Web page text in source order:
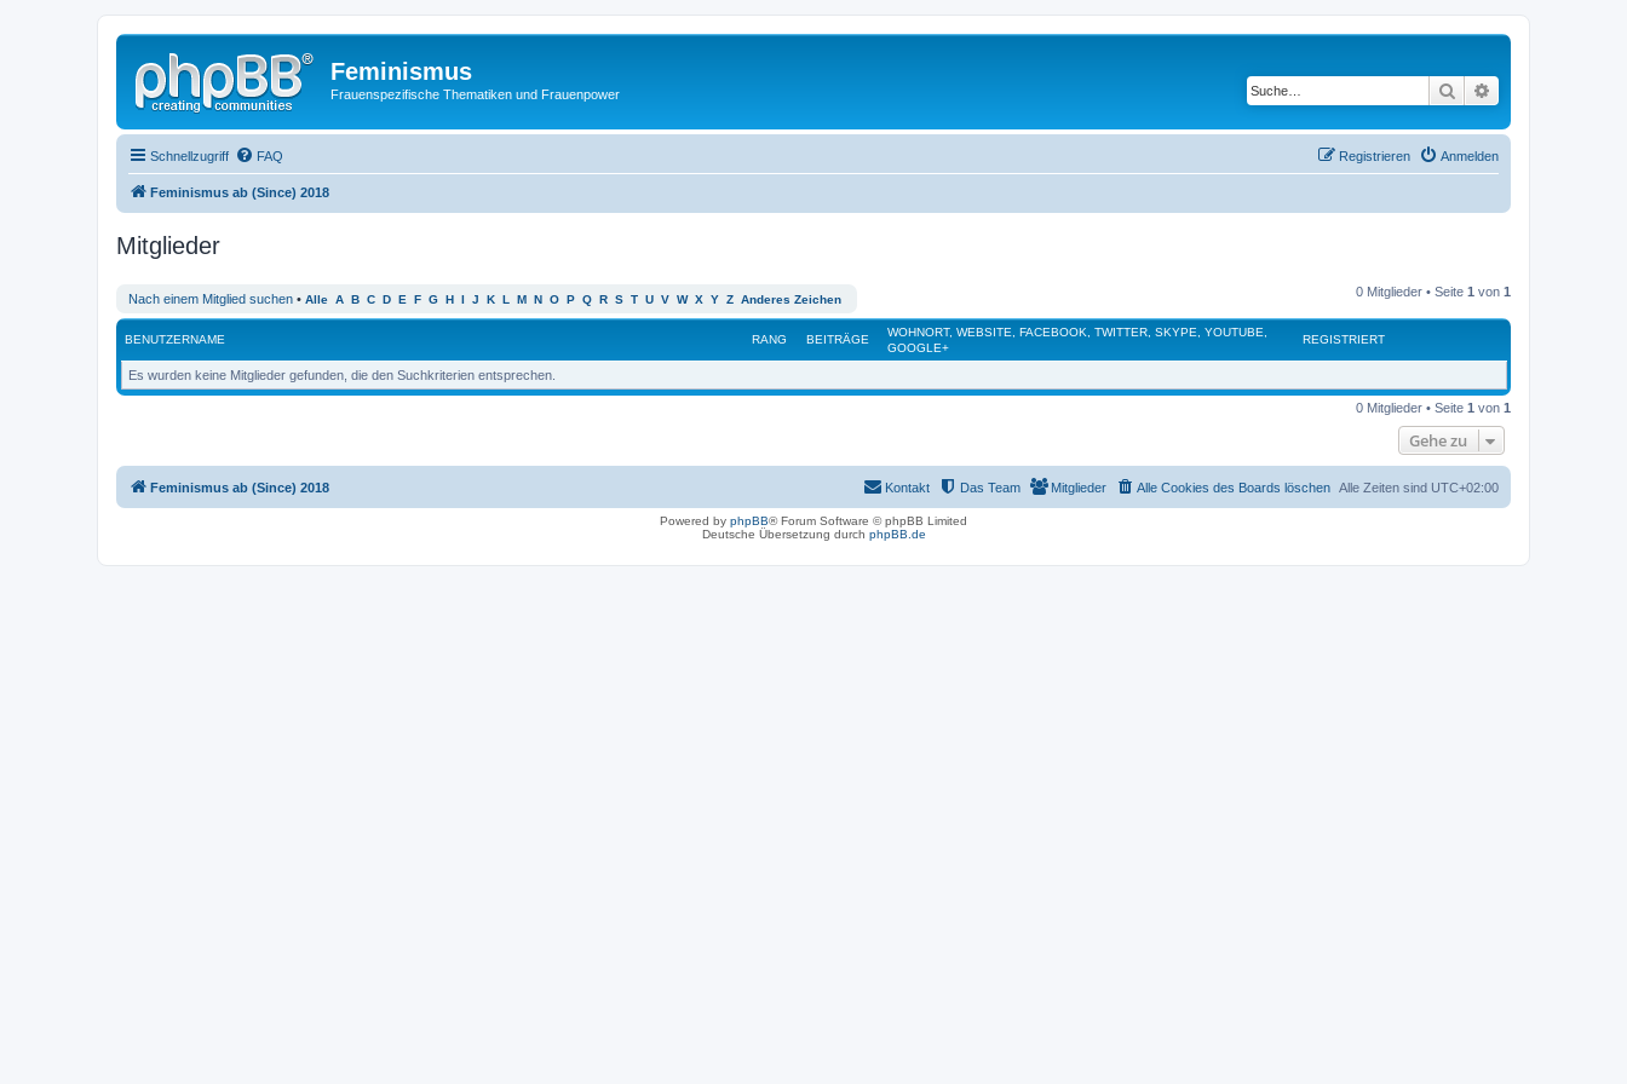
Feminismus
Frauenspezifische Thematiken und Frauenpower Suche
Schnellzugriff FAQ Anmelden
Registrieren
Feminismus ab (Since) 2018
Mitglieder
Nach einem Mitglied suchen • Alle A B C D E F G H I J K L M N O P Q R S T U V W X Y Z Anderes Zeichen
0 Mitglieder • Seite 1 von 1
RANG
BENUTZERNAME BEITRÄGE
WOHNORT, WEBSITE, FACEBOOK, TWITTER, SKYPE, YOUTUBE,
GOOGLE+
REGISTRIERT
Es wurden keine Mitglieder gefunden, die den Suchkriterien entsprechen.
0 Mitglieder • Seite 1 von 1
Gehe zu
Feminismus ab (Since) 2018 Alle Zeiten sind UTC+02:00
Alle Cookies des Boards löschen
Mitglieder
Das Team
Kontakt
Powered by phpBB® Forum Software © phpBB Limited
Deutsche Übersetzung durch phpBB.de